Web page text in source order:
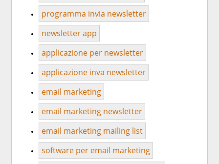
programma invia newsletter
newsletter app
applicazione per newsletter
applicazione inva newsletter
email marketing
email marketing newsletter
email marketing mailing list
software per email marketing